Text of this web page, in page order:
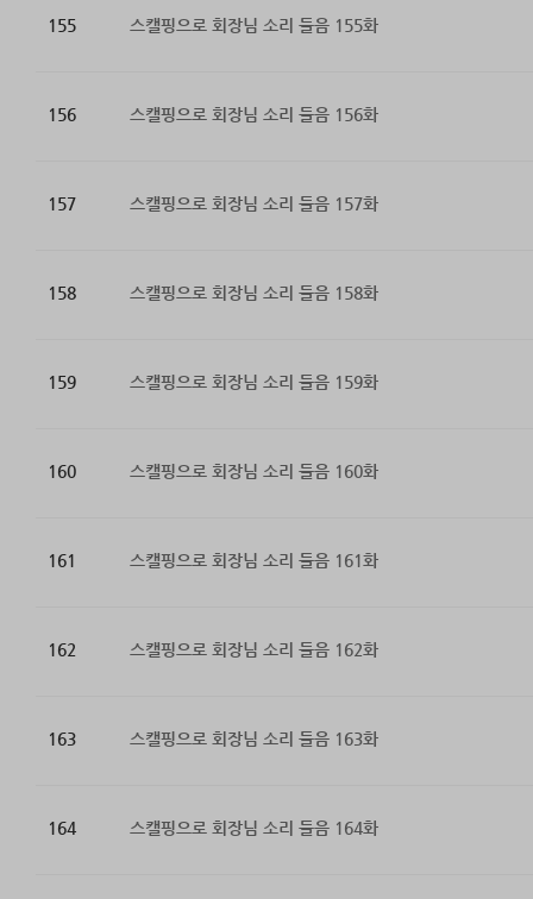
155 스캘핑으로 회장님 소리 들음 155화
156 스캘핑으로 회장님 소리 들음 156화
157 스캘핑으로 회장님 소리 들음 157화
158 스캘핑으로 회장님 소리 들음 158화
159 스캘핑으로 회장님 소리 들음 159화
160 스캘핑으로 회장님 소리 들음 160화
161 스캘핑으로 회장님 소리 들음 161화
162 스캘핑으로 회장님 소리 들음 162화
163 스캘핑으로 회장님 소리 들음 163화
164 스캘핑으로 회장님 소리 들음 164화